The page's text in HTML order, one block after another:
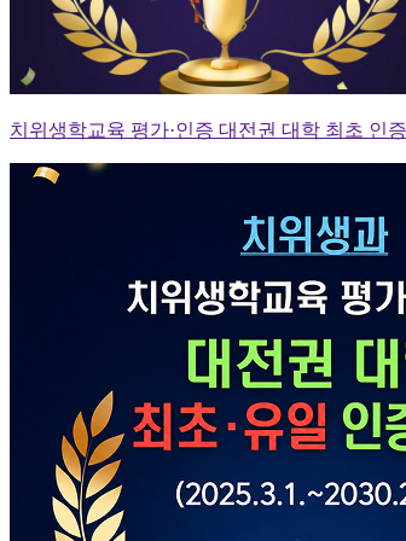
치위생학교육 평가·인증 대전권 대학 최초 인